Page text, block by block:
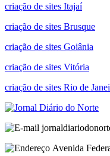
criação de sites Itajaí
criação de sites Brusque
criação de sites Goiânia
criação de sites Vitória
criação de sites Rio de
Avenida